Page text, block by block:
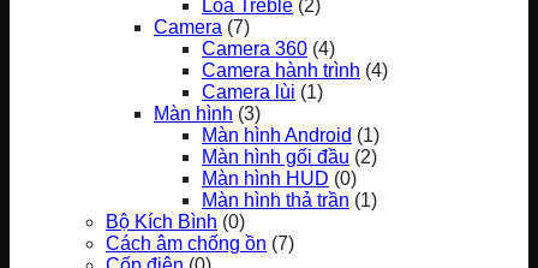
Loa Treble (2)
Camera (7)
Camera 360 (4)
Camera hành trình (4)
Camera lùi (1)
Màn hình (3)
Màn hình Android (1)
Màn hình gối đầu (2)
Màn hình HUD (0)
Màn hình thả trần (1)
Bộ Kích Bình (0)
Cách âm chống ồn (7)